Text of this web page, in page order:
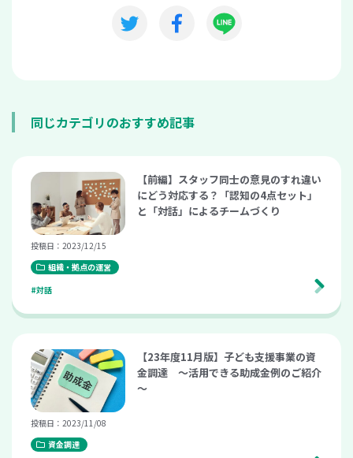
同じカテゴリのおすすめ記事
【前編】スタッフ同士の意見のすれ違い
にどう対応する？「認知の4点セット」
と「対話」によるチームづくり
投稿日：2023/12/15
組織・拠点の運営
#対話
【23年度11月版】子ども支援事業の資
金調達 ～活用できる助成金例のご紹介
～
投稿日：2023/11/08
資金調達